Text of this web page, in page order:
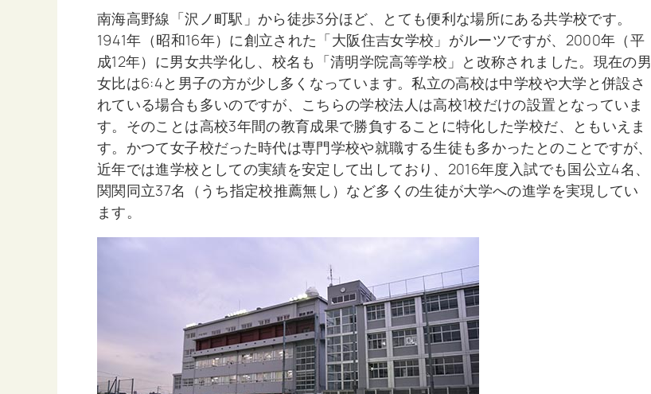
南海高野線「沢ノ町駅」から徒歩3分ほど、とても便利な場所にある共学校です。
1941年（昭和16年）に創立された「大阪住吉女学校」がルーツですが、2000年（平
成12年）に男女共学化し、校名も「清明学院高等学校」と改称されました。現在の男
女比は6:4と男子の方が少し多くなっています。私立の高校は中学校や大学と併設さ
れている場合も多いのですが、こちらの学校法人は高校1校だけの設置となっていま
す。そのことは高校3年間の教育成果で勝負することに特化した学校だ、ともいえま
す。かつて女子校だった時代は専門学校や就職する生徒も多かったとのことですが、
近年では進学校としての実績を安定して出しており、2016年度入試でも国公立4名、
関関同立37名（うち指定校推薦無し）など多くの生徒が大学への進学を実現してい
ます。